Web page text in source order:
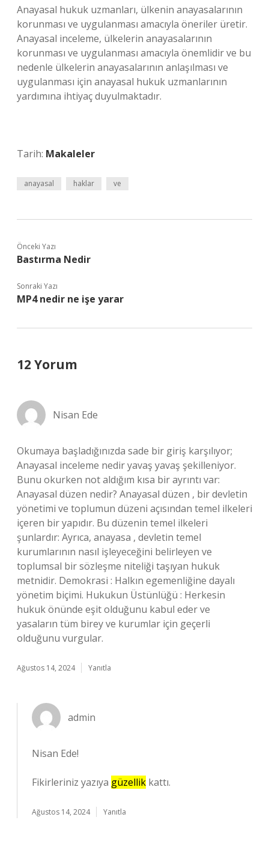
Anayasal hukuk uzmanları, ülkenin anayasalarının
korunması ve uygulanması amacıyla öneriler üretir.
Anayasal inceleme, ülkelerin anayasalarının
korunması ve uygulanması amacıyla önemlidir ve bu
nedenle ülkelerin anayasalarının anlaşılması ve
uygulanması için anayasal hukuk uzmanlarının
yardımına ihtiyaç duyulmaktadır.
Tarih: Makaleler
anayasal haklar ve
Önceki Yazı
Bastırma Nedir
Sonraki Yazı
MP4 nedir ne işe yarar
12 Yorum
Nisan Ede
Okumaya başladığınızda sade bir giriş karşılıyor;
Anayasal inceleme nedir yavaş yavaş şekilleniyor.
Bunu okurken not aldığım kısa bir ayrıntı var:
Anayasal düzen nedir? Anayasal düzen , bir devletin
yönetimi ve toplumun düzeni açısından temel ilkeleri
içeren bir yapıdır. Bu düzenin temel ilkeleri
şunlardır: Ayrıca, anayasa , devletin temel
kurumlarının nasıl işleyeceğini belirleyen ve
toplumsal bir sözleşme niteliği taşıyan hukuk
metnidir. Demokrasi : Halkın egemenliğine dayalı
yönetim biçimi. Hukukun Üstünlüğü : Herkesin
hukuk önünde eşit olduğunu kabul eder ve
yasaların tüm birey ve kurumlar için geçerli
olduğunu vurgular.
Ağustos 14, 2024 Yanıtla
admin
Nisan Ede!
Fikirleriniz yazıya güzellik kattı.
Ağustos 14, 2024 Yanıtla